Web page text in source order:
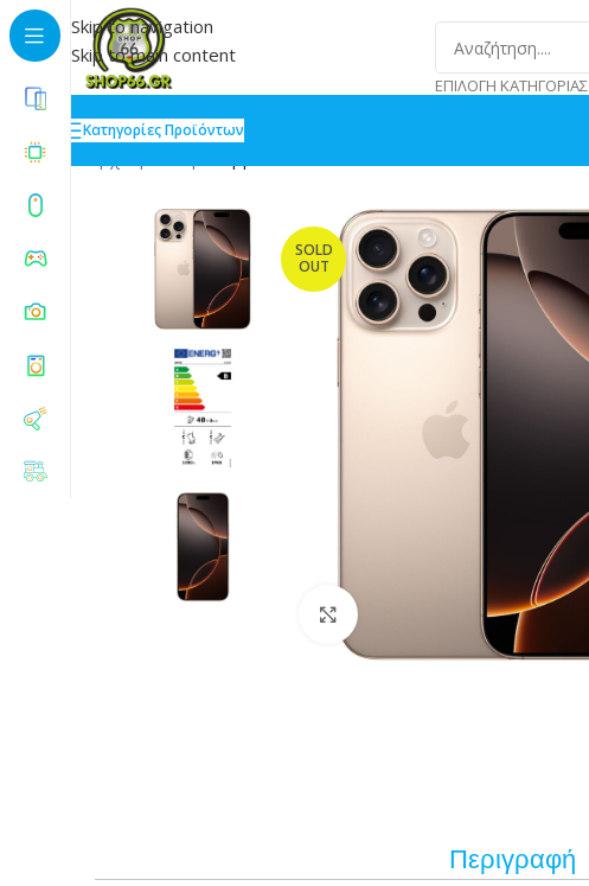
Skip to navigation
Skip to main content
ΕΠΙΛΟΓΉ ΚΑΤΗΓΟΡΊΑΣ
Κατηγορίες Προϊόντων
SOLD
OUT
Κάντε κλικ για μεγέθυνση
Περιγραφή